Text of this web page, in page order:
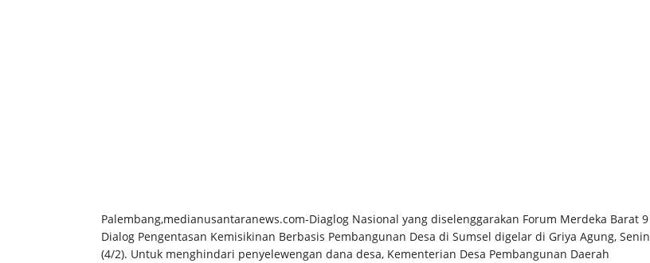
Palembang,medianusantaranews.com-Diaglog Nasional yang diselenggarakan Forum Merdeka Barat 9
Dialog Pengentasan Kemisikinan Berbasis Pembangunan Desa di Sumsel digelar di Griya Agung, Senin
(4/2). Untuk menghindari penyelewengan dana desa, Kementerian Desa Pembangunan Daerah